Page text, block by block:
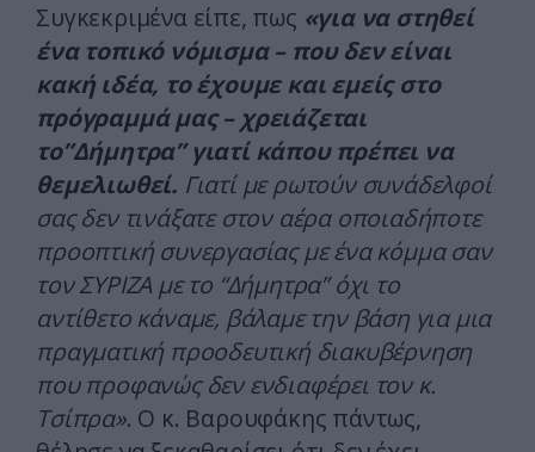
Συγκεκριμένα είπε, πως «για να στηθεί
ένα τοπικό νόμισμα – που δεν είναι
κακή ιδέα, το έχουμε και εμείς στο
πρόγραμμά μας – χρειάζεται
το”Δήμητρα” γιατί κάπου πρέπει να
θεμελιωθεί. Γιατί με ρωτούν συνάδελφοί
σας δεν τινάξατε στον αέρα οποιαδήποτε
προοπτική συνεργασίας με ένα κόμμα σαν
τον ΣΥΡΙΖΑ με το “Δήμητρα” όχι το
αντίθετο κάναμε, βάλαμε την βάση για μια
πραγματική προοδευτική διακυβέρνηση
που προφανώς δεν ενδιαφέρει τον κ.
Τσίπρα». Ο κ. Βαρουφάκης πάντως,